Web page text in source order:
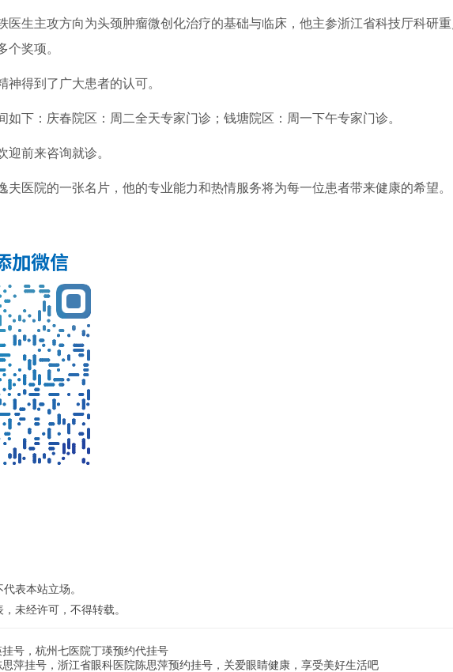
医生主攻方向为头颈肿瘤微创化治疗的基础与临床，他主参浙江省科技厅科研
个奖项。
神得到了广大患者的认可。
如下：庆春院区：周二全天专家门诊；钱塘院区：周一下午专家门诊。
迎前来咨询就诊。
夫医院的一张名片，他的专业能力和热情服务将为每一位患者带来健康的希望。
表本站立场。
未经许可，不得转载。
号，杭州七医院丁瑛预约代挂号
萍挂号，浙江省眼科医院陈思萍预约挂号，关爱眼睛健康，享受美好生活吧